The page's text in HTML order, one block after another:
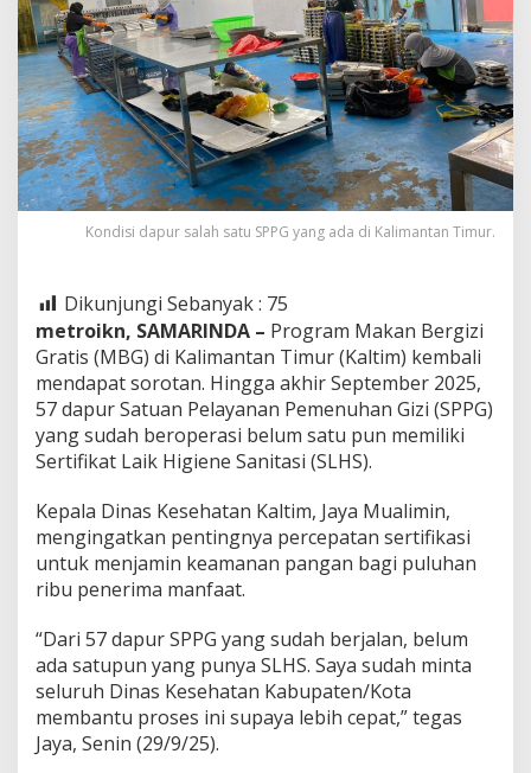
Kondisi dapur salah satu SPPG yang ada di Kalimantan Timur.
Dikunjungi Sebanyak : 75
metroikn, SAMARINDA – Program Makan Bergizi
Gratis (MBG) di Kalimantan Timur (Kaltim) kembali
mendapat sorotan. Hingga akhir September 2025,
57 dapur Satuan Pelayanan Pemenuhan Gizi (SPPG)
yang sudah beroperasi belum satu pun memiliki
Sertifikat Laik Higiene Sanitasi (SLHS).
Kepala Dinas Kesehatan Kaltim, Jaya Mualimin,
mengingatkan pentingnya percepatan sertifikasi
untuk menjamin keamanan pangan bagi puluhan
ribu penerima manfaat.
“Dari 57 dapur SPPG yang sudah berjalan, belum
ada satupun yang punya SLHS. Saya sudah minta
seluruh Dinas Kesehatan Kabupaten/Kota
membantu proses ini supaya lebih cepat,” tegas
Jaya, Senin (29/9/25).